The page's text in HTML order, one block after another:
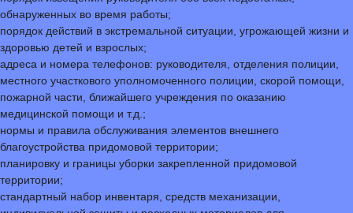
обнаруженных во время работы;
порядок действий в экстремальной ситуации, угрожающей жизни и
здоровью детей и взрослых;
адреса и номера телефонов: руководителя, отделения полиции,
местного участкового уполномоченного полиции, скорой помощи,
пожарной части, ближайшего учреждения по оказанию
медицинской помощи и т.д.;
нормы и правила обслуживания элементов внешнего
благоустройства придомовой территории;
планировку и границы уборки закрепленной придомовой
территории;
стандартный набор инвентаря, средств механизации,